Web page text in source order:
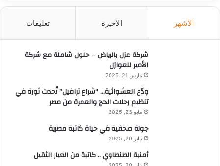
الأشهر الأخيرة تعليقات
شركة عزل بالرياض – حلول شاملة مع شركة
الأمير للعوازل
مارس 21, 2025
ودّع العشوائية… “شراع ترافيل” تُحدث ثورة في
تنظيم رحلات الحج والعمرة من مصر
مايو 23, 2025
جولة صحفية في حياة كاتبة مصرية
يناير 26, 2025
أمنية الطنطاوي .. كاتبة من العيار الثقيل